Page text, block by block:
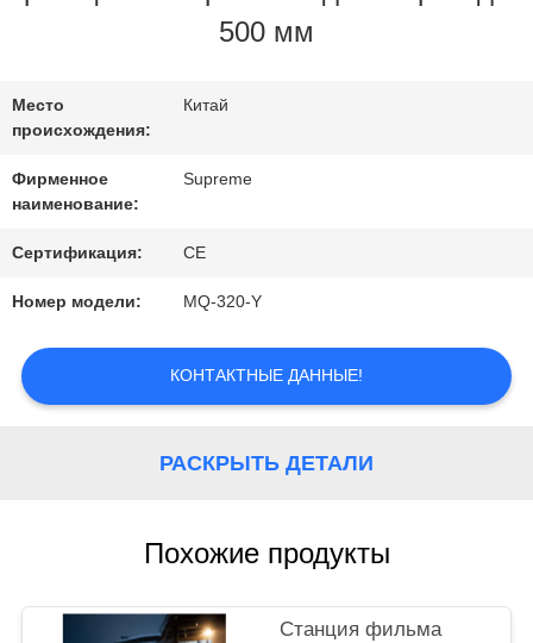
ЗАВОДУ
КОНТРОЛЬ
КАЧЕСТВА
СВЯЖИТЕСЬ
С
НАМИ
САЙТА
500 мм
Место
происхождения:
Китай
Фирменное
наименование:
Supreme
Сертификация: CE
Номер модели: MQ-320-Y
КОНТАКТНЫЕ ДАННЫЕ!
РАСКРЫТЬ ДЕТАЛИ
Похожие продукты
Станция фильма